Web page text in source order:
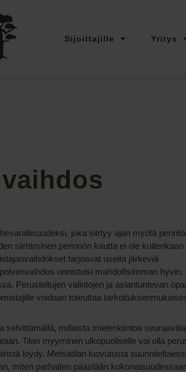
Sijoittajille Yritys
joka siirtyy ajan myötä
siirtäminen perinnön kautta ei ole kuitenkaan
tarjoavat useita järkeviä
onnistuisi mahdollisimman hyvin,
Perusteltujen valintojen ja asiantuntevan
voidaan toteuttaa
selvittämällä, millaista mielenkiintoa seuraavilla
Tilan myyminen ulkopuoliselle voi olla
löydy. Metsätilan luovutusta
miten parhaiten päästään